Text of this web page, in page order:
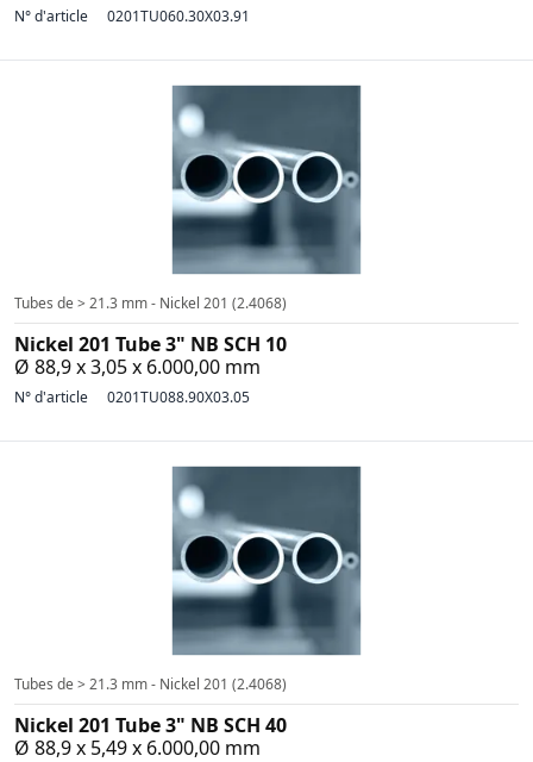
N° d'article 0201TU060.30X03.91
Tubes de > 21.3 mm - Nickel 201 (2.4068)
Nickel 201 Tube 3" NB SCH 10
Ø 88,9 x 3,05 x 6.000,00 mm
N° d'article 0201TU088.90X03.05
Tubes de > 21.3 mm - Nickel 201 (2.4068)
Nickel 201 Tube 3" NB SCH 40
Ø 88,9 x 5,49 x 6.000,00 mm